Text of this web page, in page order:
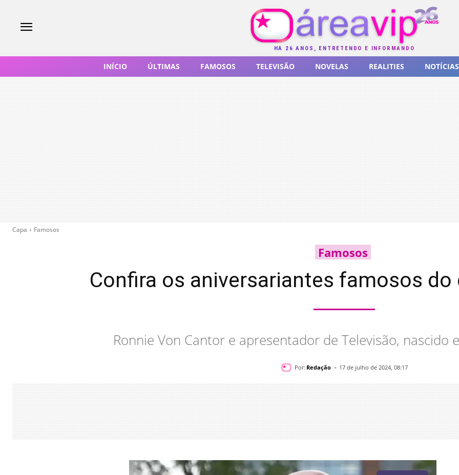
HÁ 26 ANOS, ENTRETENDO E INFORMANDO
INÍCIO ÚLTIMAS FAMOSOS TELEVISÃO NOVELAS REALITIES NOTÍCIAS
Capa Famosos
Famosos
Confira os aniversariantes famosos do
Ronnie Von Cantor e apresentador de Televisão, nascido
Por: Redação - 17 de julho de 2024, 08:17